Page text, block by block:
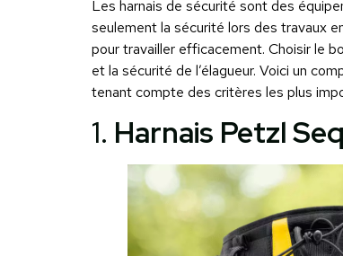
Les harnais de sécurité sont des
seulement la sécurité lors des travaux
pour travailler efficacement. Choisir le
et la sécurité de l’élagueur. Voici un
tenant compte des critères les plus
1. Harnais Petzl